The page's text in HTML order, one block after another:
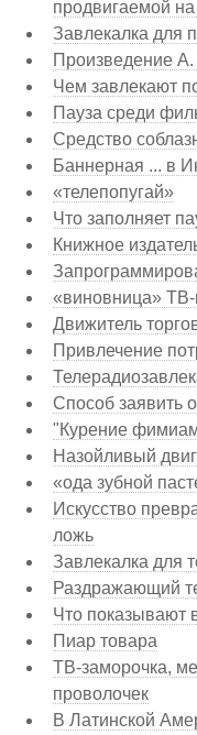
продвигаемой
Завлекалка для
Произведение
Чем завлекают
Пауза среди
Средство
Баннерная ... в
«телепопугай»
Что заполняет
Книжное
«виновница»
Движитель
Привлечение
Способ заявить
"Курение
Назойливый
«ода зубной
Искусство
ложь
Завлекалка для
Раздражающий
Что показывают
Пиар товара
ТВ-заморочка,
проволочек
В Латинской